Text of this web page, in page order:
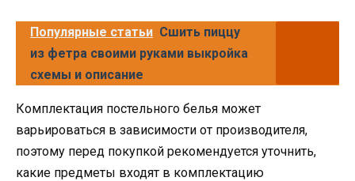
Популярные статьи Сшить пиццу
из фетра своими руками выкройка
схемы и описание
Комплектация постельного белья может
варьироваться в зависимости от производителя,
поэтому перед покупкой рекомендуется уточнить,
какие предметы входят в комплектацию